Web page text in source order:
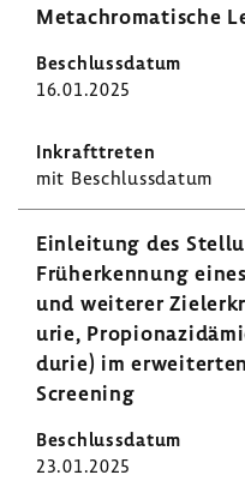
Metachro­ma­ti­sche
16.01.2025
mit Beschluss­datum
Einlei­tung des
Früh­erken­nung
und weiterer
urie,
durie) im
Screening
23.01.2025